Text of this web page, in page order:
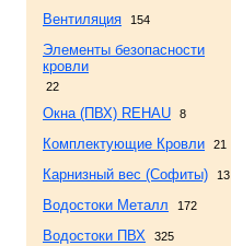
Вентиляция 154
Элементы безопасности
кровли
22
Окна (ПВХ) REHAU 8
Комплектующие Кровли 21
Карнизный вес (Софиты) 13
Водостоки Металл 172
Водостоки ПВХ 325